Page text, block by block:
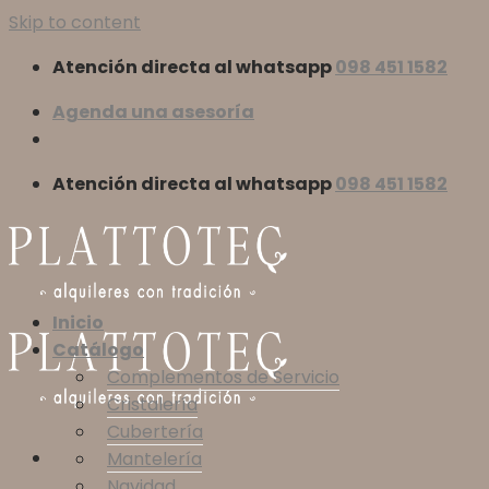
Skip to content
Atención directa al whatsapp098 451 1582
Agenda una asesoría
Atención directa al whatsapp098 451 1582
Inicio
Catálogo
Complementos de Servicio
Cristalería
Cubertería
Mantelería